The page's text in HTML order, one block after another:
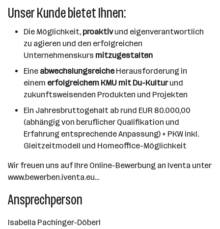
Unser Kunde bietet Ihnen:
Die Möglichkeit, proaktivund eigenverantwortlich
zu agieren und den erfolgreichen
Unternehmenskurs mitzugestalten
Eine abwechslungsreicheHerausforderung in
einem erfolgreichem KMU mit Du-Kulturund
zukunftsweisenden Produkten und Projekten
Ein Jahresbruttogehalt ab rund EUR 80.000,00
(abhängig von beruflicher Qualifikation und
Erfahrung entsprechende Anpassung) + PKW inkl.
Gleitzeitmodell und Homeoffice-Möglichkeit
Wir freuen uns auf Ihre Online-Bewerbung an Iventa unter
www.bewerben.iventa.eu...
Ansprechperson
Isabella Pachinger-Döberl